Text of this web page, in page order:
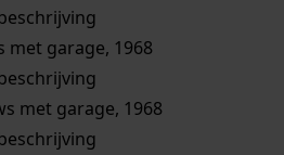
met garage, 1968
met garage, 1968